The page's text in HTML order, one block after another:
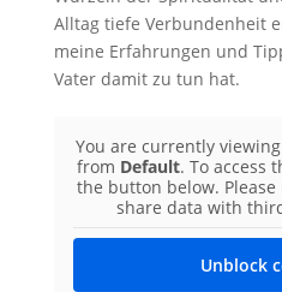
Alltag tiefe Verbundenheit
meine Erfahrungen und
Vater damit zu tun hat.
You are currently
from Default. To access
the button below.
share data with
Unblock